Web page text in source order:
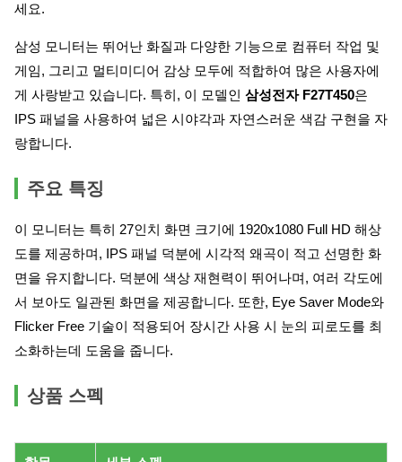
세요.
삼성 모니터는 뛰어난 화질과 다양한 기능으로 컴퓨터 작업 및
게임, 그리고 멀티미디어 감상 모두에 적합하여 많은 사용자에
게 사랑받고 있습니다. 특히, 이 모델인 삼성전자 F27T450은
IPS 패널을 사용하여 넓은 시야각과 자연스러운 색감 구현을 자
랑합니다.
주요 특징
이 모니터는 특히 27인치 화면 크기에 1920x1080 Full HD 해상
도를 제공하며, IPS 패널 덕분에 시각적 왜곡이 적고 선명한 화
면을 유지합니다. 덕분에 색상 재현력이 뛰어나며, 여러 각도에
서 보아도 일관된 화면을 제공합니다. 또한, Eye Saver Mode와
Flicker Free 기술이 적용되어 장시간 사용 시 눈의 피로도를 최
소화하는데 도움을 줍니다.
상품 스펙